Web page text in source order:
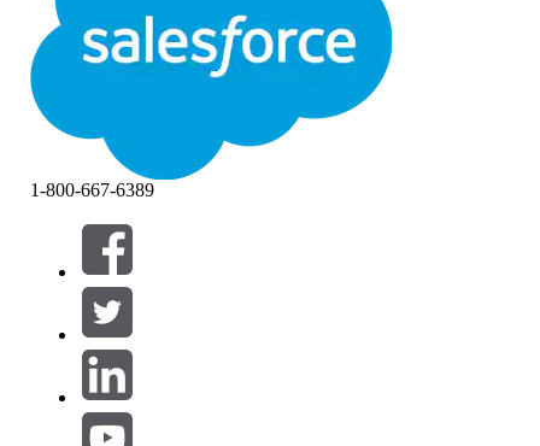
Luk
Filtre (0)
VÆLG FILTRE
Produktområde
1-800-667-6389